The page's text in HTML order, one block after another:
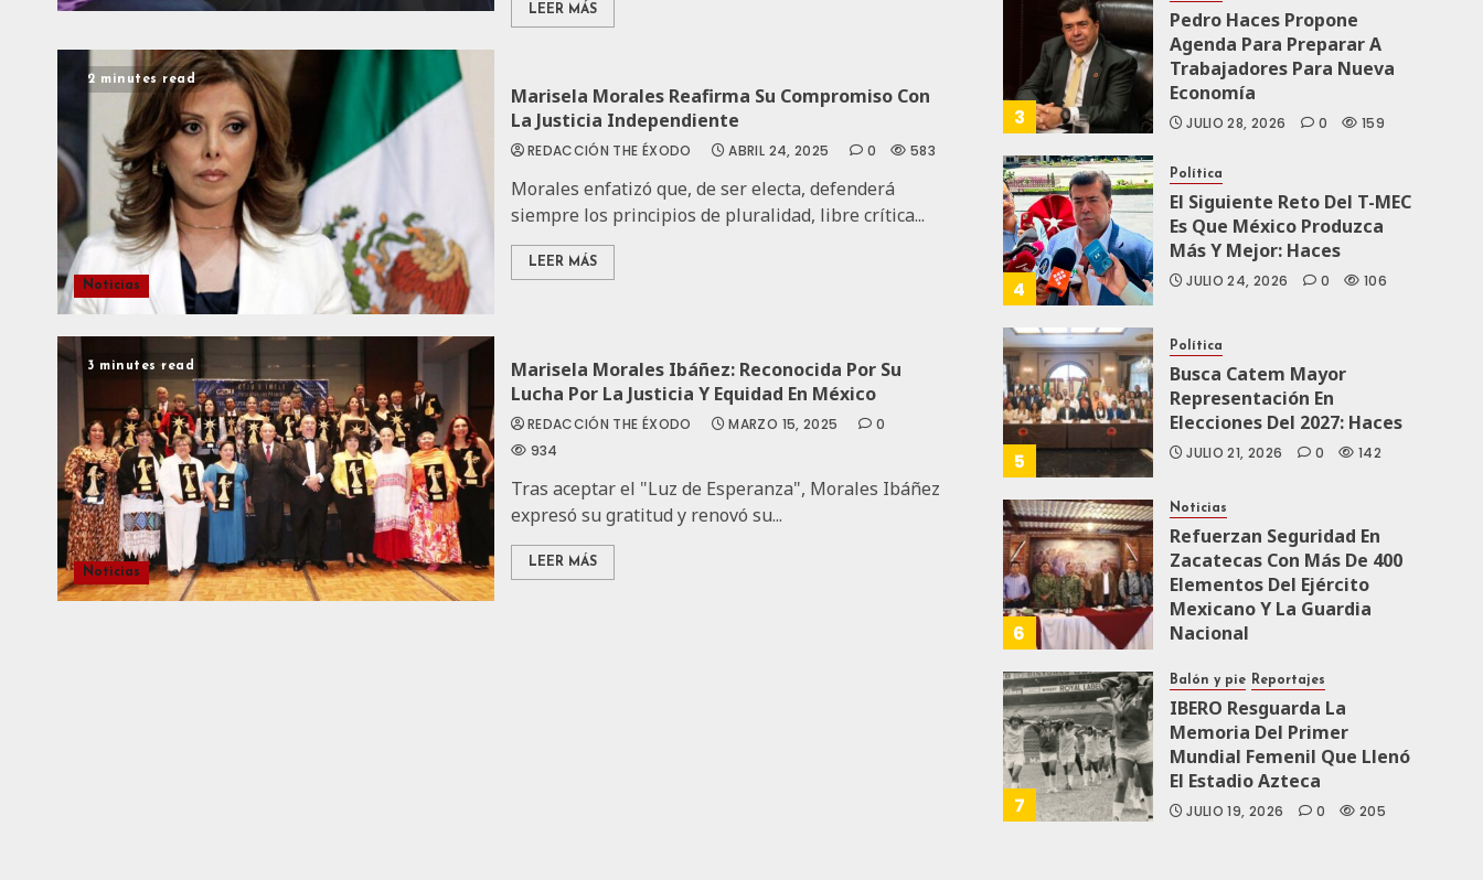
LEER MÁS
2 minutes read
Noticias
Marisela Morales Reafirma Su Compromiso Con
La Justicia Independiente
REDACCIÓN THE ÉXODO ABRIL 24, 2025 0 583
Morales enfatizó que, de ser electa, defenderá
siempre los principios de pluralidad, libre crítica...
LEER MÁS
3 minutes read
Noticias
Marisela Morales Ibáñez: Reconocida Por Su
Lucha Por La Justicia Y Equidad En México
REDACCIÓN THE ÉXODO MARZO 15, 2025
0
934
Tras aceptar el "Luz de Esperanza", Morales Ibáñez
expresó su gratitud y renovó su...
LEER MÁS
3
Pedro Haces Propone
Agenda Para Preparar A
Trabajadores Para Nueva
Economía
JULIO 28, 2026 0 159
4
Política
El Siguiente Reto Del T-MEC
Es Que México Produzca
Más Y Mejor: Haces
JULIO 24, 2026 0 106
5
Política
Busca Catem Mayor
Representación En
Elecciones Del 2027: Haces
JULIO 21, 2026 0 142
6
Noticias
Refuerzan Seguridad En
Zacatecas Con Más De 400
Elementos Del Ejército
Mexicano Y La Guardia
Nacional
7
Balón y pie Reportajes
IBERO Resguarda La
Memoria Del Primer
Mundial Femenil Que Llenó
El Estadio Azteca
JULIO 19, 2026 0 205